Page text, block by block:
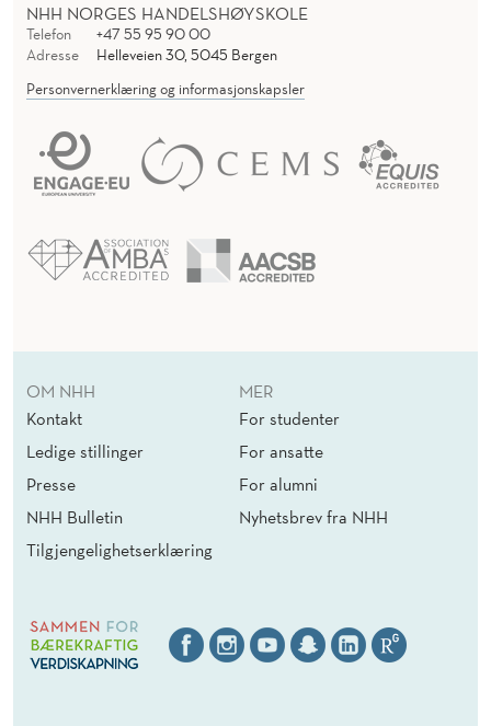
NHH NORGES HANDELSHØYSKOLE
Telefon
+47 55 95 90 00
Adresse
Helleveien 30, 5045 Bergen
Personvernerklæring og informasjonskapsler
OM NHH
Kontakt
Ledige stillinger
Presse
NHH Bulletin
Tilgjengelighetserklæring
MER
For studenter
For ansatte
For alumni
Nyhetsbrev fra NHH